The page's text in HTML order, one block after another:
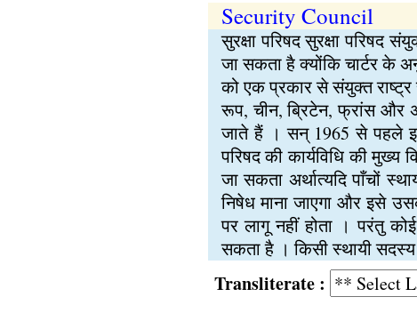
Security Council
सुरक्षा परिषद सुरक्षा परिषद
जा सकता है क्योंकि चार्टर के
को एक प्रकार से संयुक्त
रूप, चीन, ब्रिटेन, फ्रांस और
जाते हैं । सन् 1965 से पहले
परिषद की कार्यविधि की मुख्य
जा सकता अर्थात्यदि पाँचों
निषेध माना जाएगा और इसे
पर लागू नहीं होता । परंतु
सकता है । किसी स्थायी सदस्य -
Transliterate :